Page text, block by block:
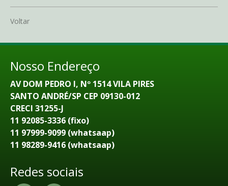
Voltar
Nosso Endereço
AV DOM PEDRO I, Nº 1514 VILA PIRES
SANTO ANDRÉ/SP CEP 09130-012
CRECI 31255-J
11 92085-3336 (fixo)
11 97999-9099 (whatsaap)
11 98289-9416 (whatsaap)
Redes sociais